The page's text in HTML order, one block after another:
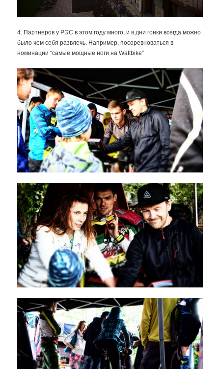
4. Партнеров у РЭС в этом году много, и в дни гонки всегда можно
было чем себя развлечь. Например, посоревноваться в
номинации “самые мощные ноги на Wattbike”